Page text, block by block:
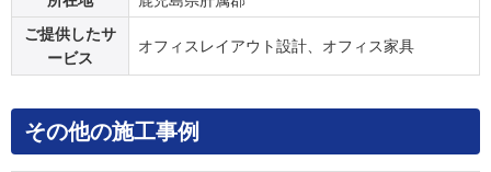
ご提供したサ
ービス
オフィスレイアウト設計、オフィス家具
その他の施工事例